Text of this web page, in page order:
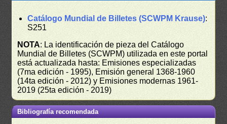
Catálogo Mundial de Billetes (SCWPM Krause):
S251
NOTA: La identificación de pieza del Catálogo
Mundial de Billetes (SCWPM) utilizada en este portal
está actualizada hasta: Emisiones especializadas
(7ma edición - 1995), Emisión general 1368-1960
(14ta edición - 2012) y Emisiones modernas 1961-
2019 (25ta edición - 2019)
Bibliografía recomendada